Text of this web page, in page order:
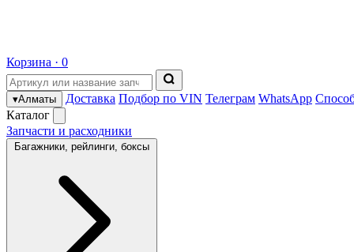
Корзина · 0
▾Алматы Доставка Подбор по VIN Телеграм WhatsApp
Каталог
Запчасти и расходники
Багажники, рейлинги, боксы